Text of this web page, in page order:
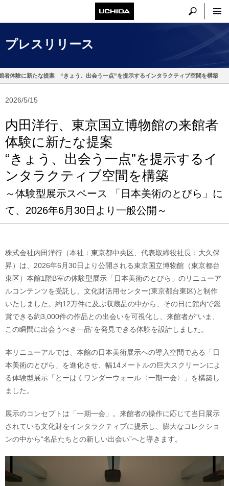
プレスリリース
者体験に新たな提案 “きょう、出会う一点”を提示するインタラクティブ空間を構築
2026/5/15
内田洋行、東京国立博物館の来館者
体験に新たな提案
“きょう、出会う一点”を提示するイ
ンタラクティブ空間を構築
～体験型展示スペース 「日本美術のとびら」に
て、2026年6月30日より一般公開～
株式会社内田洋行（本社：東京都中央区、代表取締役社長：大久保
昇）は、2026年6月30日より公開される東京国立博物館（東京都台
東区）本館1階B室の体験型展示「日本美術のとびら」のリニューア
ルコンテンツを受託し、文化財活用センター(東京都台東区)と制作
いたしました。約12万件に及ぶ収蔵品の中から、その日に館内で鑑
賞できる約3,000件の作品との出会いを可視化し、来館者が“いま、
この瞬間に出会うべき一品”を発見できる体験を設計しました。
本リニューアルでは、本館の日本美術展示への導入空間である「日
本美術のとびら」を進化させ、幅14メートルの巨大スクリーンによ
る体験型展示「とーはくワンダーウォール〈一期一会〉」を構築し
ました。
展示のコンセプトは「一期一会」。来館者の操作に応じて当日展示
されている文化財をインタラクティブに提示し、膨大なコレクショ
ンの中から“名品たちとの新しい出会い”へと導きます。